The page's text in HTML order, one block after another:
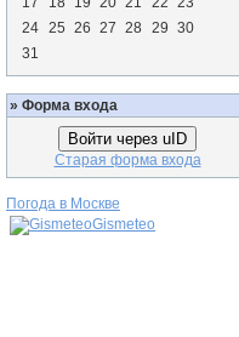
24 25 26 27 28 29 30
31
» Форма входа
Войти через uID
Старая форма входа
Погода в Москве
Gismeteo